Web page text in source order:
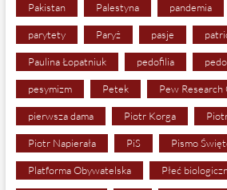
Pakistan Palestyna pandemia
parytety Paryż pasje
Paulina Łopatniuk pedofilia
pesymizm Petek Pew
pierwsza dama Piotr Korga
Piotr Napierała PiS Pismo
Platforma Obywatelska Płeć